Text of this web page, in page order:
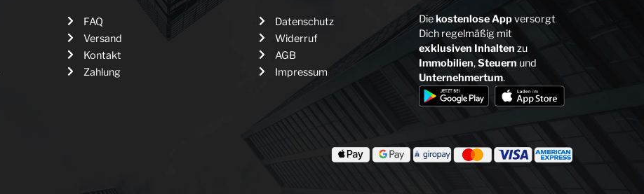
FAQ
Versand
Kontakt
Zahlung
Datenschutz
Widerruf
AGB
Impressum
DiekostenloseAppversorgt
Dich regelmäßig mit
exklusiven Inhalten zu
Immobilien,Steuern und
Unternehmertum.